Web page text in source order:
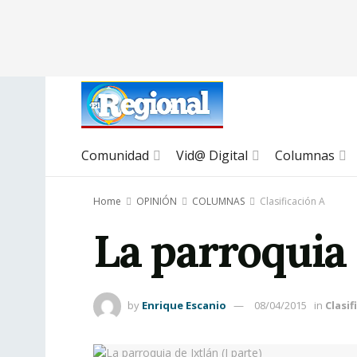
Comunidad Vid@ Digital Columnas
Home OPINIÓN COLUMNAS Clasificación A
La
by Enrique Escanio 08/04/2015 in